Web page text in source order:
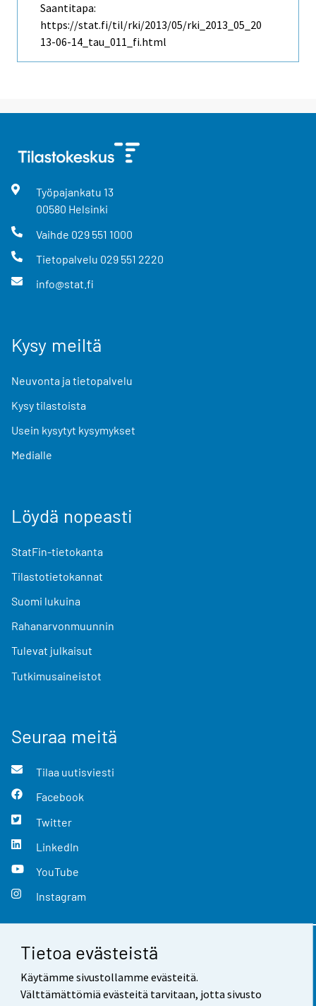
Tietoa evästeistä
Käytämme sivustollamme evästeitä.
Välttämättömiä evästeitä tarvitaan, jotta sivusto
Saantitapa:
https://stat.fi/til/rki/2013/05/rki_2013_05_20
13-06-14_tau_011_fi.html
Työpajankatu 13
00580 Helsinki
Vaihde 029 551 1000
Tietopalvelu 029 551 2220
info@stat.fi
Kysy meiltä
Neuvonta ja tietopalvelu
Kysy tilastoista
Usein kysytyt kysymykset
Medialle
Löydä nopeasti
StatFin-tietokanta
Tilastotietokannat
Suomi lukuina
Rahanarvonmuunnin
Tulevat julkaisut
Tutkimusaineistot
Seuraa meitä
Tilaa uutisviesti
Facebook
Twitter
LinkedIn
YouTube
Instagram
Yhteystiedot
Palaute